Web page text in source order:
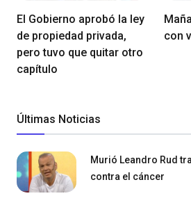
El Gobierno aprobó la ley
de propiedad privada,
pero tuvo que quitar otro
capítulo
con
Últimas Noticias
Murió Leandro Rud
contra el cáncer